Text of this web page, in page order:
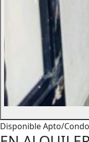
DisponibleApto/